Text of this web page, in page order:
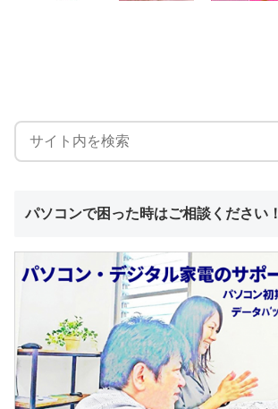
パソコンで困った時はご相談ください！